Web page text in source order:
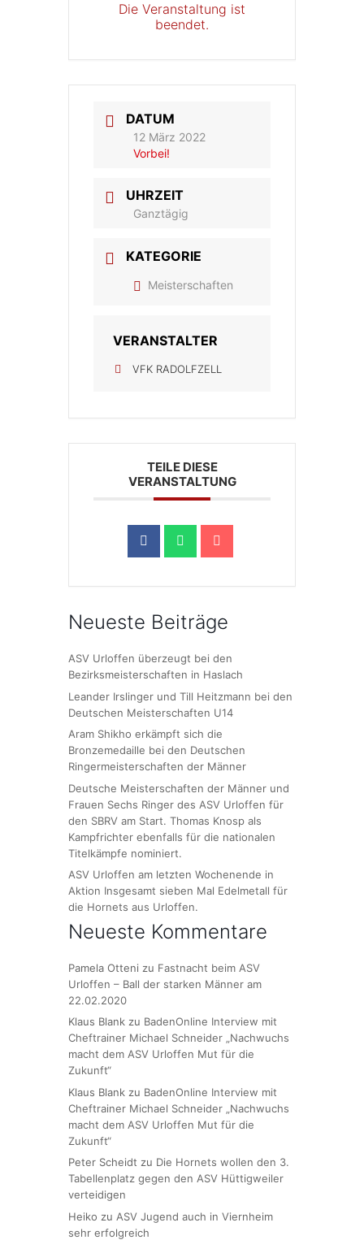
Die Veranstaltung ist
beendet.
DATUM
12 März 2022
Vorbei!
UHRZEIT
Ganztägig
KATEGORIE
Meisterschaften
VERANSTALTER
VFK RADOLFZELL
TEILE DIESE
VERANSTALTUNG
Neueste Beiträge
ASV Urloffen überzeugt bei den
Bezirksmeisterschaften in Haslach
Leander Irslinger und Till Heitzmann bei den
Deutschen Meisterschaften U14
Aram Shikho erkämpft sich die
Bronzemedaille bei den Deutschen
Ringermeisterschaften der Männer
Deutsche Meisterschaften der Männer und
Frauen Sechs Ringer des ASV Urloffen für
den SBRV am Start. Thomas Knosp als
Kampfrichter ebenfalls für die nationalen
Titelkämpfe nominiert.
ASV Urloffen am letzten Wochenende in
Aktion Insgesamt sieben Mal Edelmetall für
die Hornets aus Urloffen.
Neueste Kommentare
Pamela Otteni zu Fastnacht beim ASV
Urloffen – Ball der starken Männer am
22.02.2020
Klaus Blank zu BadenOnline Interview mit
Cheftrainer Michael Schneider „Nachwuchs
macht dem ASV Urloffen Mut für die
Zukunft“
Klaus Blank zu BadenOnline Interview mit
Cheftrainer Michael Schneider „Nachwuchs
macht dem ASV Urloffen Mut für die
Zukunft“
Peter Scheidt zu Die Hornets wollen den 3.
Tabellenplatz gegen den ASV Hüttigweiler
verteidigen
Heiko zu ASV Jugend auch in Viernheim
sehr erfolgreich